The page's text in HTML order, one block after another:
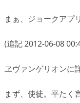
まぁ、ジョークアプ
(追記 2012-06-08
ヱヴァンゲリオンに
まず、使徒。平たく